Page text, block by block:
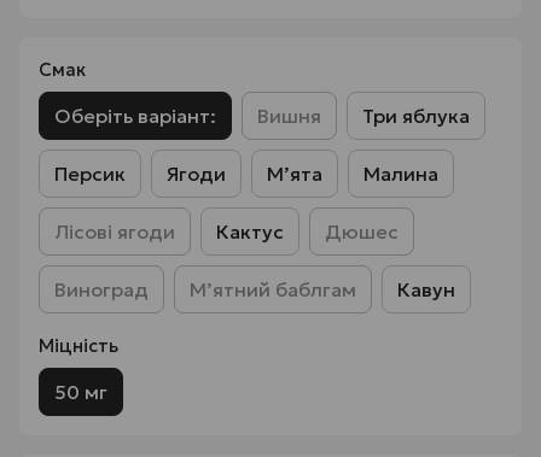
Смак
Оберіть варіант: Вишня Три яблука
Персик Ягоди Мʼята Малина
Лісові ягоди Кактус Дюшес
Виноград Мʼятний баблгам Кавун
Міцність
50 мг